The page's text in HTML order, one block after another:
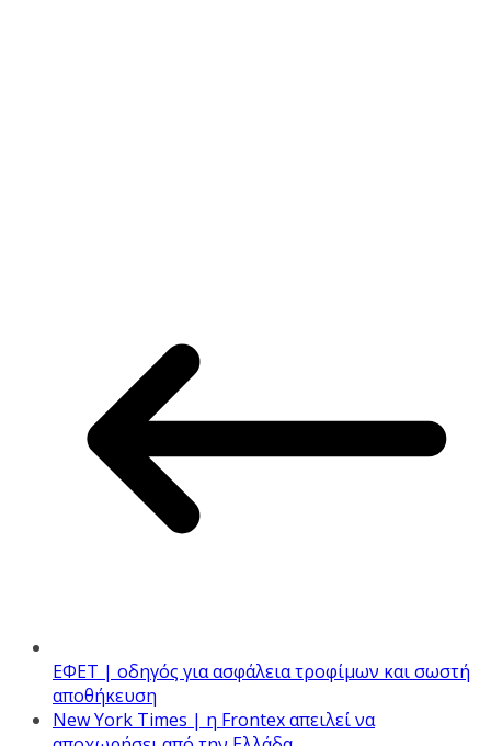
ΕΦΕΤ | οδηγός για ασφάλεια τροφίμων και σωστή
αποθήκευση
New York Times | η Frontex απειλεί να